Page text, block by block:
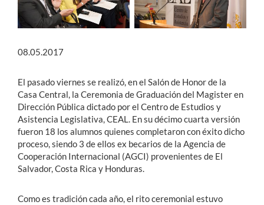
Alumni
English
08.05.2017
El pasado viernes se realizó, en el Salón de Honor de la
Casa Central, la Ceremonia de Graduación del Magister en
Dirección Pública dictado por el Centro de Estudios y
Asistencia Legislativa, CEAL. En su décimo cuarta versión
fueron 18 los alumnos quienes completaron con éxito dicho
proceso, siendo 3 de ellos ex becarios de la Agencia de
Cooperación Internacional (AGCI) provenientes de El
Salvador, Costa Rica y Honduras.
Como es tradición cada año, el rito ceremonial estuvo